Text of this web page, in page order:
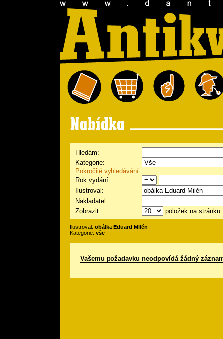
Hledám:
Kategorie:
Pokročilé vyhledávání
Rok vydání:
Ilustroval:
Nakladatel:
Zobrazit
položek na stránku
Ilustroval: obálka Eduard Milén
Kategorie: vše
Vašemu požadavku neodpovídá žádný